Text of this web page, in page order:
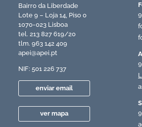
Bairro da Liberdade
Lote 9 – Loja 14, Piso 0
1070-023 Lisboa
tel. 213 827 619/20
tlm. 963 142 409
apei@apei.pt
NIF: 501 226 737
enviar email
ver mapa